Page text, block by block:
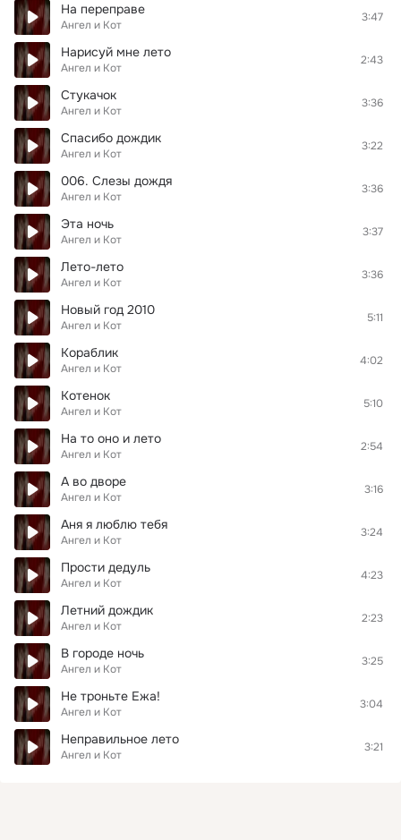
На переправе
Ангел и Кот
3:47
Нарисуй мне лето
Ангел и Кот
2:43
Стукачок
Ангел и Кот
3:36
Спасибо дождик
Ангел и Кот
3:22
006. Слезы дождя
Ангел и Кот
3:36
Эта ночь
Ангел и Кот
3:37
Лето-лето
Ангел и Кот
3:36
Новый год 2010
Ангел и Кот
5:11
Кораблик
Ангел и Кот
4:02
Котенок
Ангел и Кот
5:10
На то оно и лето
Ангел и Кот
2:54
А во дворе
Ангел и Кот
3:16
Аня я люблю тебя
Ангел и Кот
3:24
Прости дедуль
Ангел и Кот
4:23
Летний дождик
Ангел и Кот
2:23
В городе ночь
Ангел и Кот
3:25
Не троньте Ежа!
Ангел и Кот
3:04
Неправильное лето
Ангел и Кот
3:21